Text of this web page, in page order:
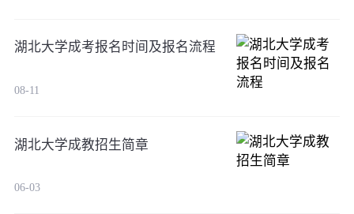
湖北大学成考报名时间及报名流程
08-11
湖北大学成教招生简章
06-03